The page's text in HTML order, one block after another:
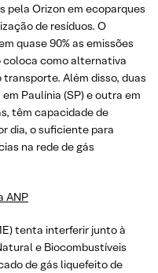
pela Orizon em ecoparques
de resíduos. O
quase 90% as emissões
coloca como alternativa
Além disso, duas
Paulínia (SP) e outra em
têm capacidade de
dia, o suficiente para
na rede de gás
ANP
tenta interferir junto à
e Biocombustíveis
de gás liquefeito de